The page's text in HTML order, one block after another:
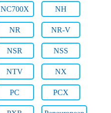
NC700X NH
NR NR-V
NSR NSS
NTV NX
PC PCX